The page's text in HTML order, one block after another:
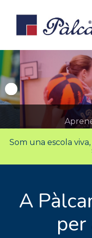
Som una escola
A